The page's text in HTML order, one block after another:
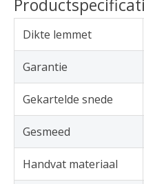
Dikte lemmet
Garantie
Gekartelde snede
Gesmeed
Handvat materiaal